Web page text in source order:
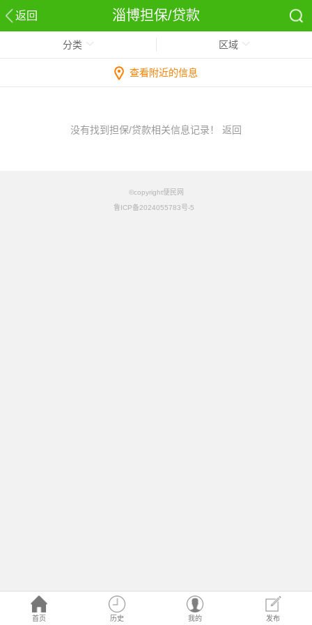
返回 淄博担保/贷款
首页 历史 我的 发布
分类 区域
查看附近的信息
没有找到担保/贷款相关信息记录！ 返回
©copyright便民网
鲁ICP备2024055783号-5